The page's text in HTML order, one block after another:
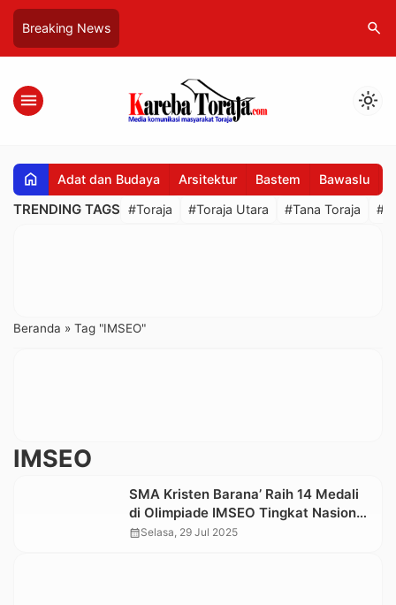
Breaking News search
menu light_mode
home Adat dan Budaya Arsitektur Bastem Bawaslu
TRENDING TAGS #Toraja #Toraja Utara #Tana Toraja
Beranda » Tag "IMSEO"
IMSEO
SMA Kristen Barana’ Raih 14 Medali
di Olimpiade IMSEO Tingkat Nasional,
3 Diantaranya Juara Umum
calendar_monthSelasa, 29 Jul 2025